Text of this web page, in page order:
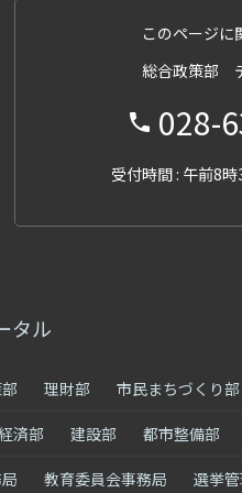
このページに
総合政策部
028-
受付時間 : 午前8
タル
理財部 市民まちづくり部
済部 建設部 都市整備部
教育委員会事務局 選挙